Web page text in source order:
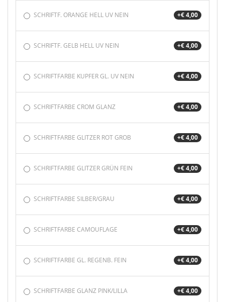
SCHRIFTF. ORANGE HELL UV NEIN +€ 4,00
SCHRIFTF. GELB HELL UV NEIN +€ 4,00
SCHRIFTFARBE KUPFER GL. UV NEIN +€ 4,00
SCHRIFTFARBE CROM GLANZ +€ 4,00
SCHRIFTFARBE GLITZER ROT GROB +€ 4,00
SCHRIFTFARBE GLITZER GRÜN FEIN +€ 4,00
SCHRIFTFARBE SILBER/GRAU +€ 4,00
SCHRIFTFARBE CAMOUFLAGE +€ 4,00
SCHRIFTFARBE GL. REGENB. FEIN +€ 4,00
SCHRIFTFARBE GLANZ PINK/LILLA +€ 4,00